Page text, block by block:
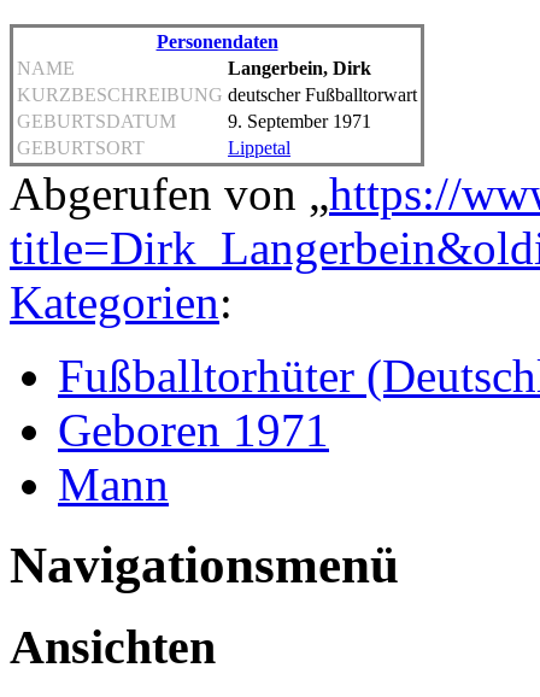
Personendaten
NAME
Langerbein, Dirk
KURZBESCHREIBUNG deutscher Fußballtorwart
GEBURTSDATUM
9. September 1971
GEBURTSORT
Lippetal
Abgerufen von „https://
Kategorien:
Fußballtorhüter
Geboren 1971
Mann
Navigationsmenü
Ansichten